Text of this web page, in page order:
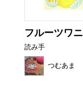
フルーツワニ
読み手
つむあま